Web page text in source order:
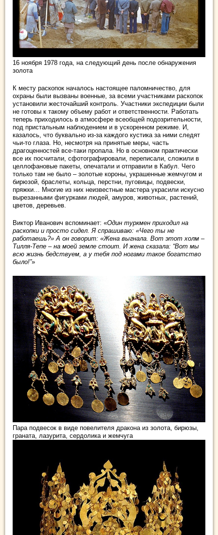
16 ноября 1978 года, на следующий день после обнаружения
золота
К месту раскопок началось настоящее паломничество, для
охраны были вызваны военные, за всеми участниками раскопок
установили жесточайший контроль. Участники экспедиции были
не готовы к такому объему работ и ответственности. Работать
теперь приходилось в атмосфере всеобщей подозрительности,
под пристальным наблюдением и в ускоренном режиме. И,
казалось, что буквально из-за каждого кустика за ними следят
чьи-то глаза. Но, несмотря на принятые меры, часть
драгоценностей все-таки пропала. Но в основном практически
все их посчитали, сфотографировали, переписали, сложили в
целлофановые пакеты, опечатали и отправили в Кабул. Чего
только там не было – золотые короны, украшенные жемчугом и
бирюзой, браслеты, кольца, перстни, пуговицы, подвески,
пряжки… Многие из них неизвестные мастера украсили искусно
вырезанными фигурками людей, амуров, животных, растений,
цветов, деревьев.
Виктор Иванович вспоминает: «Один туркмен приходил на
раскопки и просто сидел. Я спрашиваю: «Чего ты не
работаешь?» А он говорит: «Жена выгнала. Вот этот холм –
Тилля-Тепе – на моей земле стоит. И жена сказала: “Вот мы
всю жизнь бедствуем, а у тебя под ногами такое богатство
было!”»
Пара подвесок в виде повелителя дракона из золота, бирюзы,
граната, лазурита, сердолика и жемчуга